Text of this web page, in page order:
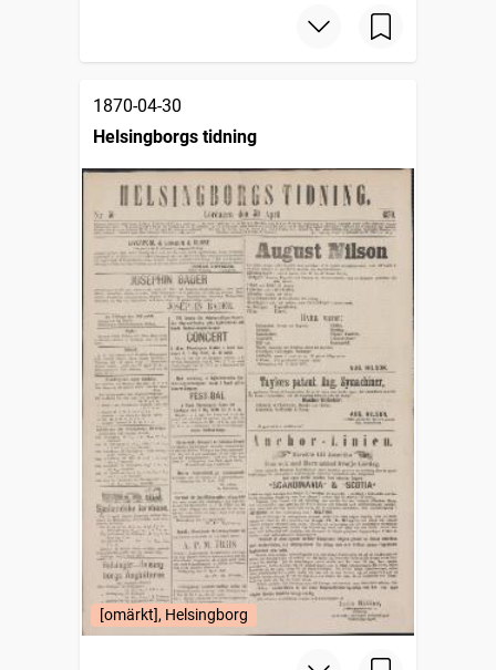
1870-04-30
Helsingborgs tidning
[omärkt], Helsingborg